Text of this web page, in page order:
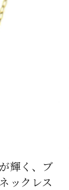
輝く、 ブ
ックレス